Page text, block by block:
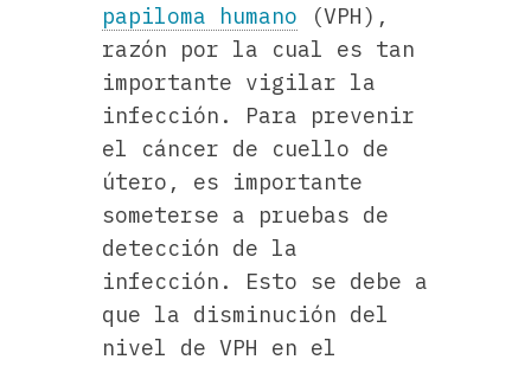
papiloma humano (VPH),
razón por la cual es tan
importante vigilar la
infección. Para prevenir
el cáncer de cuello de
útero, es importante
someterse a pruebas de
detección de la
infección. Esto se debe a
que la disminución del
nivel de VPH en el